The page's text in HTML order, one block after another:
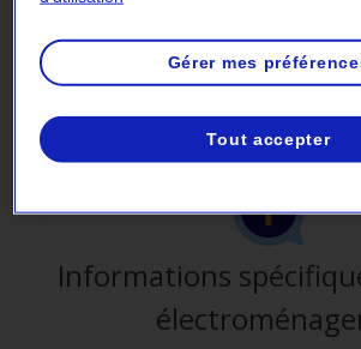
Étant donné que la machine à glacons
20 % à la consommation de votre
Informations
Gérer mes
Tout accepter